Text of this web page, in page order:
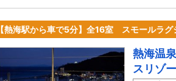
【熱海駅から車で5分】全16室 スモールラグ
熱海温
スリゾ